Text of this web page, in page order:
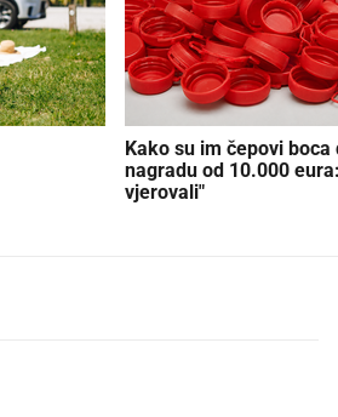
Kako su im čepovi boca
nagradu od 10.000
vjerovali"